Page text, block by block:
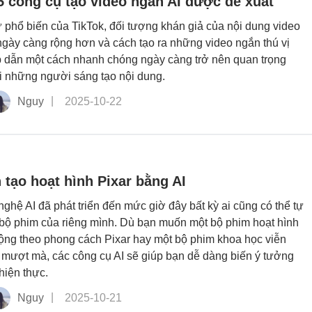
biến của TikTok, đối tượng khán giả của nội dung video
càng rộng hơn và cách tạo ra những video ngắn thú vị
dẫn một cách nhanh chóng ngày càng trở nên quan trọng
những người sáng tạo nội dung.
Nguy 2025-10-22
tạo hoạt hình Pixar bằng AI
AI đã phát triển đến mức giờ đây bất kỳ ai cũng có thể tự
phim của riêng mình. Dù bạn muốn một bộ phim hoạt hình
theo phong cách Pixar hay một bộ phim khoa học viễn
mà, các công cụ AI sẽ giúp bạn dễ dàng biến ý tưởng
thực.
Nguy 2025-10-21